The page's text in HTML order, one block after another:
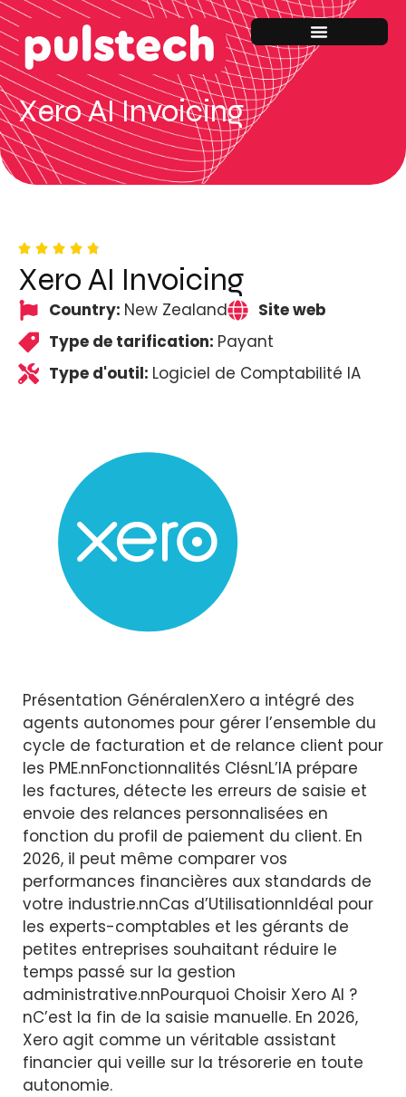
Xero AI Invoicing
Xero AI Invoicing
Country: New Zealand
Site web
Type de tarification: Payant
Type d'outil: Logiciel de Comptabilité IA
Présentation GénéralenXero a intégré des
agents autonomes pour gérer l’ensemble du
cycle de facturation et de relance client pour
les PME.nnFonctionnalités ClésnL’IA prépare
les factures, détecte les erreurs de saisie et
envoie des relances personnalisées en
fonction du profil de paiement du client. En
2026, il peut même comparer vos
performances financières aux standards de
votre industrie.nnCas d’UtilisationnIdéal pour
les experts-comptables et les gérants de
petites entreprises souhaitant réduire le
temps passé sur la gestion
administrative.nnPourquoi Choisir Xero AI ?
nC’est la fin de la saisie manuelle. En 2026,
Xero agit comme un véritable assistant
financier qui veille sur la trésorerie en toute
autonomie.